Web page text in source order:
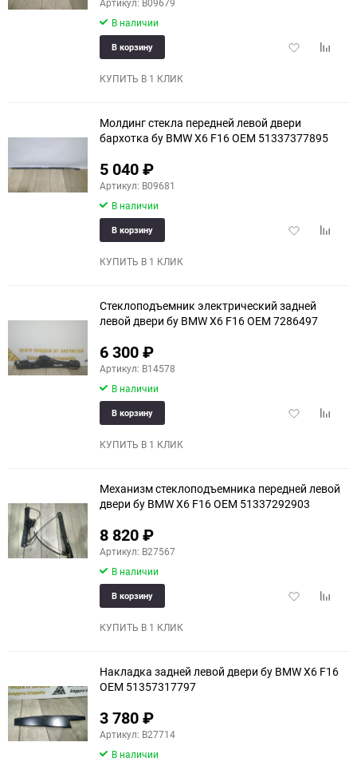
В наличии
Добавить
В корзину
КУПИТЬ В 1 КЛИК
Молдинг стекла передней левой двери
бархотка бу BMW X6 F16 OEM 51337377895
5 040₽
Артикул: B09681
В наличии
Добавить
В корзину
КУПИТЬ В 1 КЛИК
Стеклоподъемник электрический задней
левой двери бу BMW X6 F16 OEM 7286497
6 300₽
Артикул: B14578
В наличии
Добавить
В корзину
КУПИТЬ В 1 КЛИК
Механизм стеклоподъемника передней левой
двери бу BMW X6 F16 OEM 51337292903
8 820₽
Артикул: B27567
В наличии
Добавить
В корзину
КУПИТЬ В 1 КЛИК
Накладка задней левой двери бу BMW X6 F16
OEM 51357317797
3 780₽
Артикул: B27714
В наличии